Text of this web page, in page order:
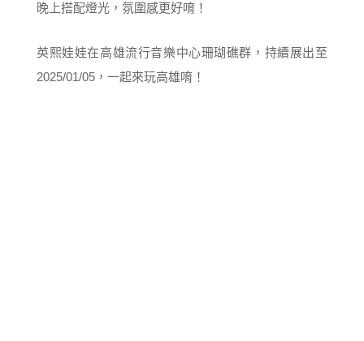
晚上搭配燈光，氛圍感更好唷！
英熙娃娃在高雄流行音樂中心珊瑚礁群，持續展出至
2025/01/05，一起來玩高雄唷！